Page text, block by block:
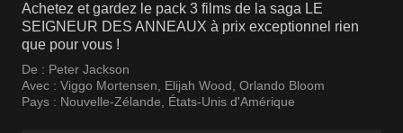
Achetez et gardez le pack 3 films de la saga LE
SEIGNEUR DES ANNEAUX à prix exceptionnel rien
que pour vous !
De : Peter Jackson
Avec : Viggo Mortensen Elijah Wood Orlando Bloom
Pays : Nouvelle-Zélande États-Unis d'Amérique